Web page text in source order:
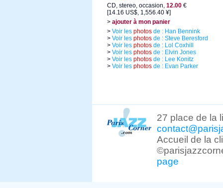
CD, stereo, occasion, 12.00 €
[14.16 US$, 1,556.40 ¥]
> ajouter à mon panier
> Voir les photos de : Han Bennink
> Voir les photos de : Steve Beresford
> Voir les photos de : Lol Coxhill
> Voir les photos de : Elvin Jones
> Voir les photos de : Lee Konitz
> Voir les photos de : Evan Parker
27 place de la
Accueil de la
page